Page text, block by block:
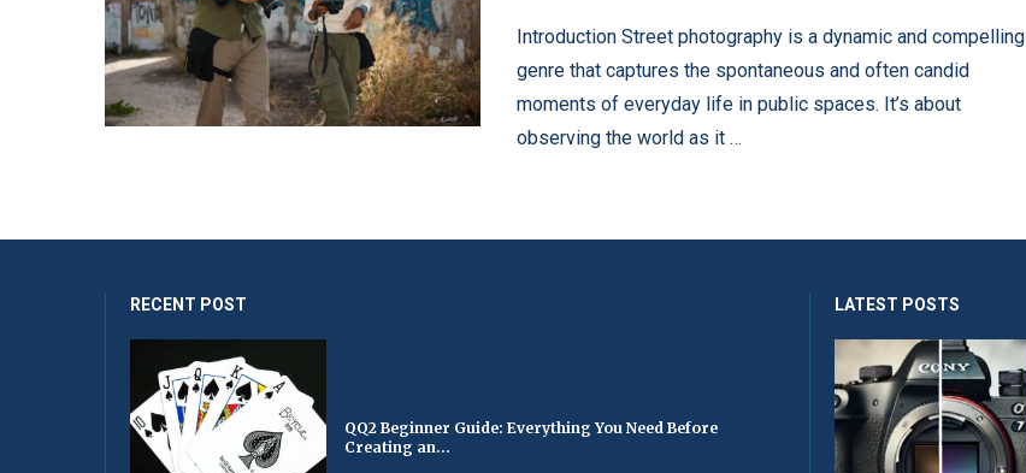
Introduction Street photography is a dynamic and compelling
genre that captures the spontaneous and often candid
moments of everyday life in public spaces. It’s about
observing the world as it …
RECENT POST
QQ2 Beginner Guide: Everything You Need Before
Creating an...
LATEST POSTS